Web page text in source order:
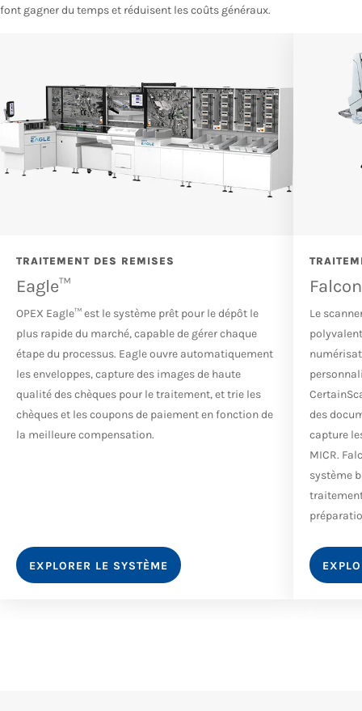
font gagner du temps et réduisent les coûts généraux.
TRAITEMENT DES REMISES
Eagle™
OPEX Eagle™ est le système prêt pour le dépôt le
plus rapide du marché, capable de gérer chaque
étape du processus. Eagle ouvre automatiquement
les enveloppes, capture des images de haute
qualité des chèques pour le traitement, et trie les
chèques et les coupons de paiement en fonction de
la meilleure compensation.
EXPLORER LE SYSTÈME
Falcon
Le
des
capture
MICR.
système